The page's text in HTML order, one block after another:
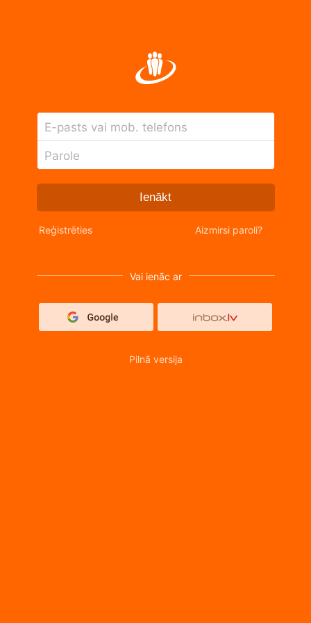
E-pasts vai mob. telefons
Parole
Ienākt
Reģistrēties Aizmirsi paroli?
Vai ienāc ar
Pilnā versija